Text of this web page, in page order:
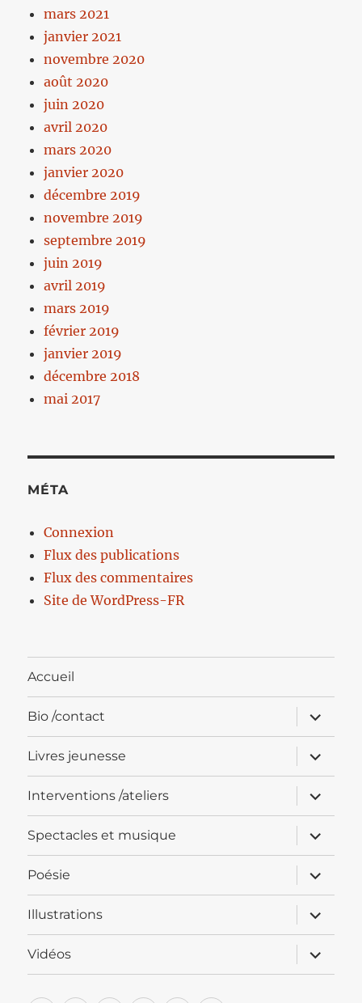
mars 2021
janvier 2021
novembre 2020
août 2020
juin 2020
avril 2020
mars 2020
janvier 2020
décembre 2019
novembre 2019
septembre 2019
juin 2019
avril 2019
mars 2019
février 2019
janvier 2019
décembre 2018
mai 2017
MÉTA
Connexion
Flux des publications
Flux des commentaires
Site de WordPress-FR
Accueil
Bio /contact
ouvrir
le
sous-
menu
Livres jeunesse
ouvrir
le
sous-
menu
Interventions /ateliers
ouvrir
le
sous-
menu
Spectacles et musique
ouvrir
le
sous-
menu
Poésie
ouvrir
le
sous-
menu
Illustrations
ouvrir
le
sous-
menu
Vidéos
ouvrir
le
sous-